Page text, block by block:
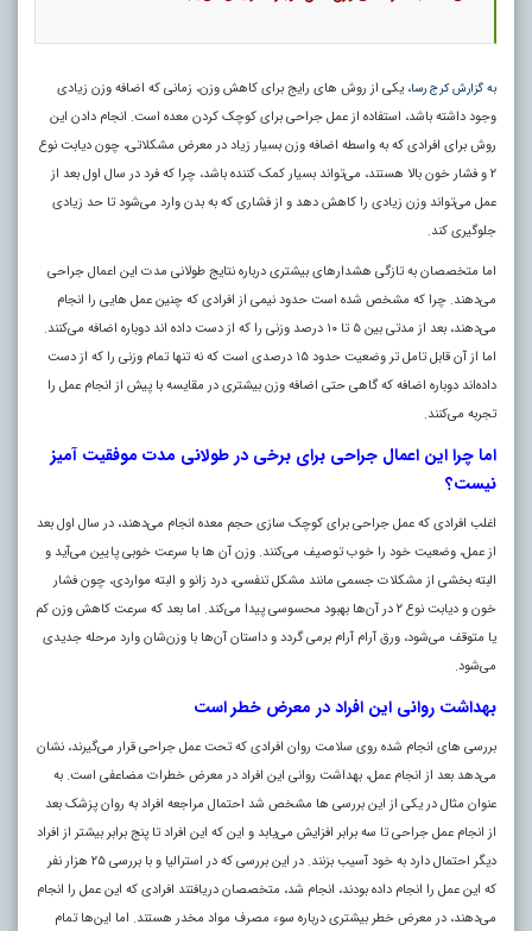
به گزارش کرج رسا، یکی از روش‌ های رایج برای کاهش وزن، زمانی که اضافه‌ وزن زیادی
وجود داشته باشد، استفاده از عمل جراحی برای کوچک کردن معده است. انجام دادن این
روش برای افرادی که به واسطه اضافه وزن بسیار زیاد در معرض مشکلاتی، چون دیابت نوع
۲ و فشار خون بالا هستند، می‌تواند بسیار کمک کننده باشد، چرا که فرد در سال اول بعد از
عمل می‌تواند وزن زیادی را کاهش دهد و از فشاری که به بدن وارد می‌شود تا حد زیادی
جلوگیری کند.
اما متخصصان به تازگی هشدار‌های بیشتری درباره نتایج طولانی مدت این اعمال جراحی
می‌دهند. چرا که مشخص شده است حدود نیمی از افرادی که چنین عمل‌ هایی را انجام
می‌دهند، بعد از مدتی بین ۵ تا ۱۰ درصد وزنی را که از دست داده‌ اند دوباره اضافه می‌کنند.
اما از آن قابل تامل‌ تر وضعیت حدود ۱۵ درصدی است که نه تنها تمام وزنی را که از دست
داده‌اند دوباره اضافه که گاهی حتی اضافه‌ وزن بیشتری در مقایسه با پیش از انجام عمل را
تجربه می‌کنند.
اما چرا این اعمال جراحی برای برخی در طولانی مدت موفقیت‌ آمیز
نیست؟
اغلب افرادی که عمل جراحی برای کوچک‌ سازی حجم معده انجام می‌دهند، در سال اول بعد
از عمل، وضعیت خود را خوب توصیف می‌کنند. وزن آن‌ ها با سرعت خوبی پایین می‌آید و
البته بخشی از مشکلات جسمی مانند مشکل تنفسی، درد زانو و البته مواردی، چون فشار
خون و دیابت نوع ۲ در آن‌ها بهبود محسوسی پیدا می‌کند. اما بعد که سرعت کاهش وزن کم
یا متوقف می‌شود، ورق آرام آرام برمی گردد و داستان آن‌ها با وزن‌شان وارد مرحله جدیدی
می‌شود.
بهداشت روانی این افراد در معرض خطر است
بررسی‌ های انجام شده روی سلامت روان افرادی که تحت عمل جراحی قرار می‌گیرند، نشان
می‌دهد بعد از انجام عمل، بهداشت روانی این افراد در معرض خطرات مضاعفی است. به
عنوان مثال در یکی از این بررسی‌ ها مشخص شد احتمال مراجعه افراد به روان‌ پزشک بعد
از انجام عمل جراحی تا سه برابر افزایش می‌یابد و این که این افراد تا پنج برابر بیشتر از افراد
دیگر احتمال دارد به خود آسیب بزنند.
در این بررسی که در استرالیا و با بررسی ۲۵ هزار نفر
که این عمل را انجام داده بودند، انجام شد، متخصصان دریافتند افرادی که این عمل را انجام
می‌دهند، در معرض خطر بیشتری درباره سوء مصرف مواد مخدر هستند. اما این‌ها تمام